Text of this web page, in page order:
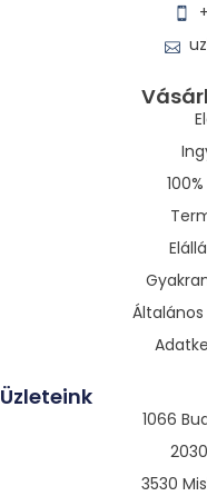
Üzleteink
1066
3530